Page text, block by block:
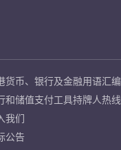
货币、银行及金融用语汇编
和储值支付工具持牌人热线
我们
公告